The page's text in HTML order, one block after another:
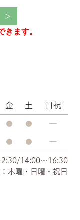
＞
きます。
金 土 日祝
14:00～16:30
木曜・日曜・祝日